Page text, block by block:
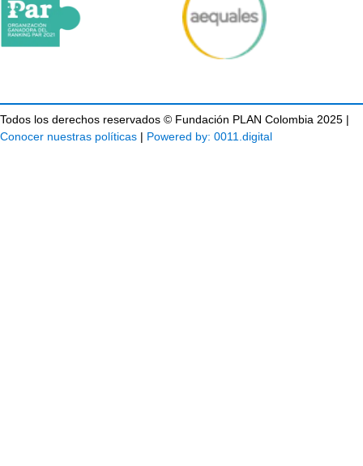
Todos los derechos reservados © Fundación PLAN Colombia 2025 |
Conocer nuestras políticas | Powered by: 0011.digital